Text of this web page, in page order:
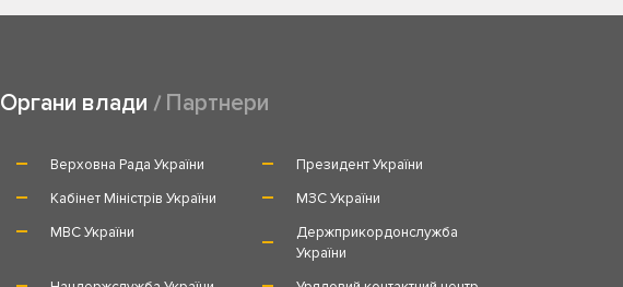
Органи влади Партнери
Верховна Рада України
Президент України
Кабінет Міністрів України
МЗС України
МВС України
Держприкордонслужба
України